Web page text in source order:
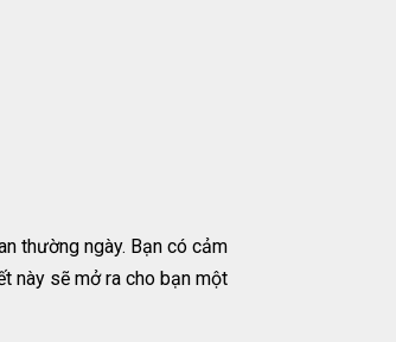
thường ngày. Bạn có cảm
này sẽ mở ra cho bạn một